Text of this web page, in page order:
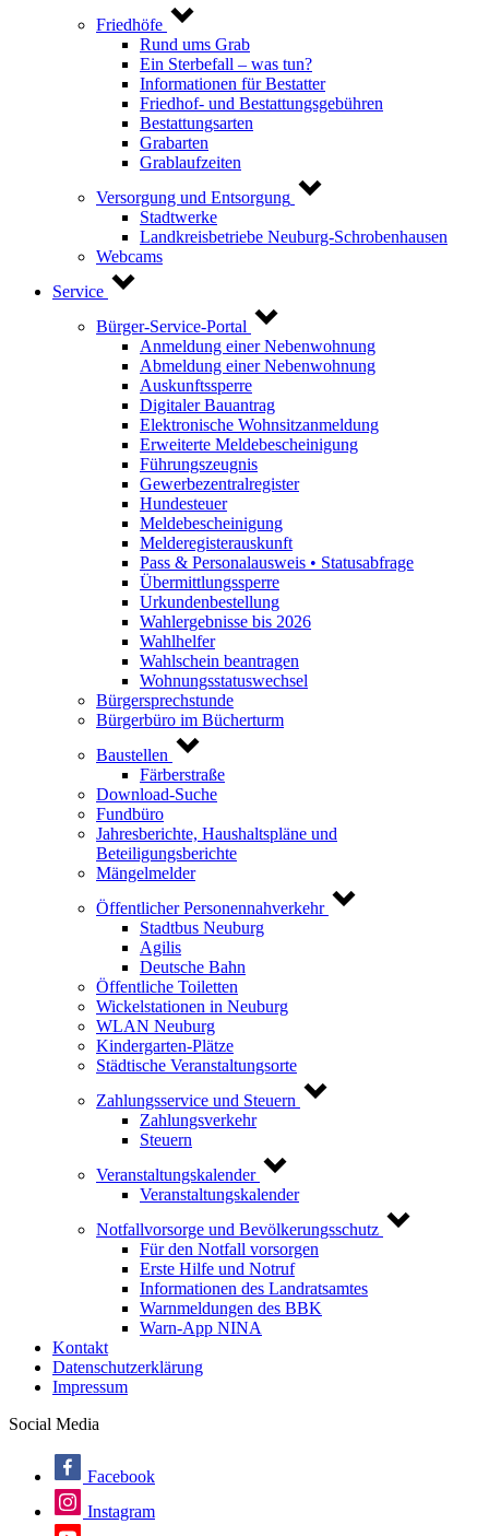
Friedhöfe
Rund ums Grab
Ein Sterbefall – was tun?
Informationen für Bestatter
Friedhof- und Bestattungsgebühren
Bestattungsarten
Grabarten
Grablaufzeiten
Versorgung und Entsorgung
Stadtwerke
Landkreisbetriebe Neuburg-Schrobenhausen
Webcams
Service
Bürger-Service-Portal
Anmeldung einer Nebenwohnung
Abmeldung einer Nebenwohnung
Auskunftssperre
Digitaler Bauantrag
Elektronische Wohnsitzanmeldung
Erweiterte Meldebescheinigung
Führungszeugnis
Gewerbezentralregister
Hundesteuer
Meldebescheinigung
Melderegisterauskunft
Pass & Personalausweis • Statusabfrage
Übermittlungssperre
Urkundenbestellung
Wahlergebnisse bis 2026
Wahlhelfer
Wahlschein beantragen
Wohnungsstatuswechsel
Bürgersprechstunde
Bürgerbüro im Bücherturm
Baustellen
Färberstraße
Download-Suche
Fundbüro
Jahresberichte, Haushaltspläne und
Beteiligungsberichte
Mängelmelder
Öffentlicher Personennahverkehr
Stadtbus Neuburg
Agilis
Deutsche Bahn
Öffentliche Toiletten
Wickelstationen in Neuburg
WLAN Neuburg
Kindergarten-Plätze
Städtische Veranstaltungsorte
Zahlungsservice und Steuern
Zahlungsverkehr
Steuern
Veranstaltungskalender
Veranstaltungskalender
Notfallvorsorge und Bevölkerungsschutz
Für den Notfall vorsorgen
Erste Hilfe und Notruf
Informationen des Landratsamtes
Warnmeldungen des BBK
Warn-App NINA
Kontakt
Datenschutzerklärung
Impressum
Social Media
Facebook
Instagram